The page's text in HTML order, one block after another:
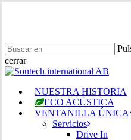
principal
cerrar
Cerrar
Menú
NUESTRA HISTORIA
ECO ACÚSTICA
VENTANILLA ÚNICA
Servicios
Drive In